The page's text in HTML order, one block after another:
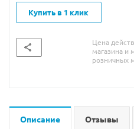
Купить в 1 клик
Цена
магазина и
розничных
Описание Отзывы